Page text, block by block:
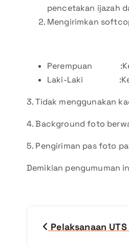
pencetakan ijazah
Mengirimkan
Perempuan
Laki-Laki :Kemeja
3. Tidak menggunakan
4. Background foto
5. Pengiriman pas foto
Demikian pengumuman
Pelaksanaan